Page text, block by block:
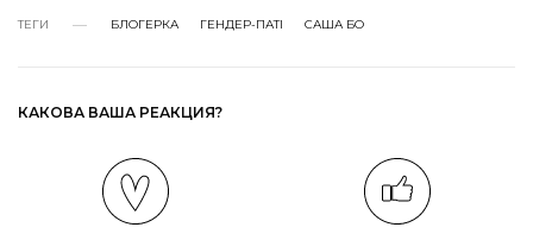
ТЕГИ БЛОГЕРКА ГЕНДЕР-ПАТІ САША БО
КАКОВА ВАША РЕАКЦИЯ?